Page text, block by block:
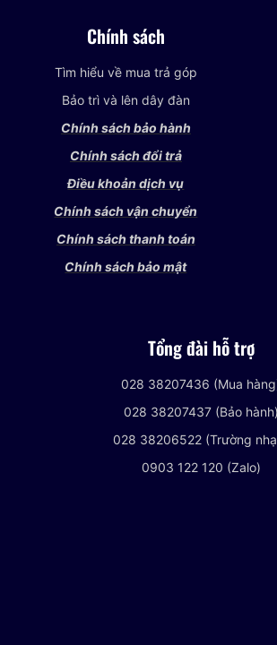
Chính sách
Tìm hiểu về mua trả góp
Bảo trì và lên dây đàn
Chính sách bảo hành
Chính sách đổi trả
Điều khoản dịch vụ
Chính sách vận chuyển
Chính sách thanh toán
Chính sách bảo mật
Tổng đài hỗ trợ
028 38207436 (Mua
028 38207437 (Bảo hành)
028 38206522 (Trường
0903 122 120 (Zalo)